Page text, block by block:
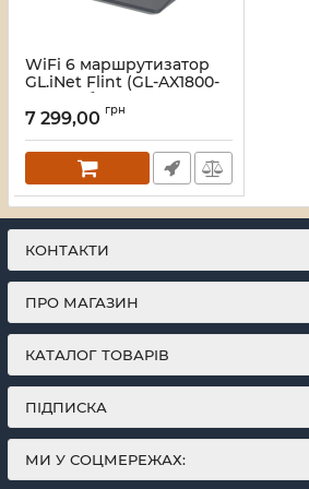
WiFi 6 маршрутизатор
GL.iNet Flint (GL-AX1800-
EU) гігабітний
дводіапазонний
Артикул:73-01004
7 299,00 грн
КОНТАКТИ
ПРО МАГАЗИН
КАТАЛОГ ТОВАРІВ
ПІДПИСКА
МИ У СОЦМЕРЕЖАХ: